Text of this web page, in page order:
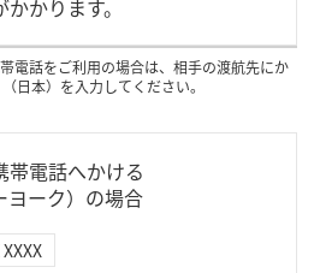
かります。
電話をご利用の場合は、相手の渡航先にか
日本）を入力してください。
帯電話へかける
ヨーク）の場合